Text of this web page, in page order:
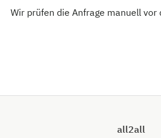
Wir prüfen die Anfrage manuell vor
all2all